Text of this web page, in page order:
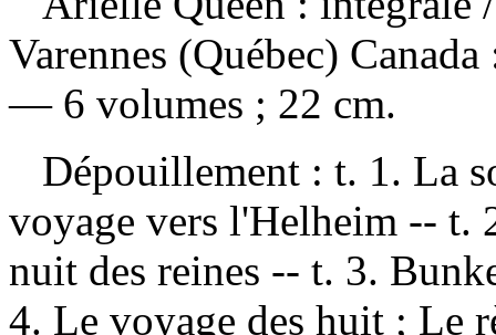
Varennes (Québec)
— 6 volumes ; 22 cm.
Dépouillement : t. 1. La
voyage vers l'Helheim -- t.
nuit des reines -- t. 3.
4. Le voyage des huit ; Le